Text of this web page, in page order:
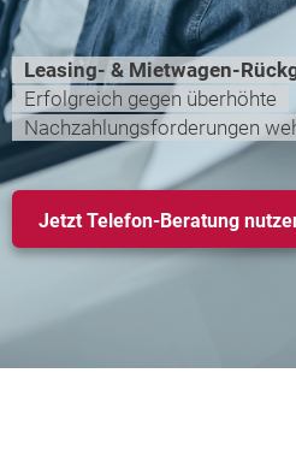
Leasing- & Mietwagen-
Erfolgreich gegen überhöhte
Nachzahlungsforderungen
Jetzt Telefon-Beratung